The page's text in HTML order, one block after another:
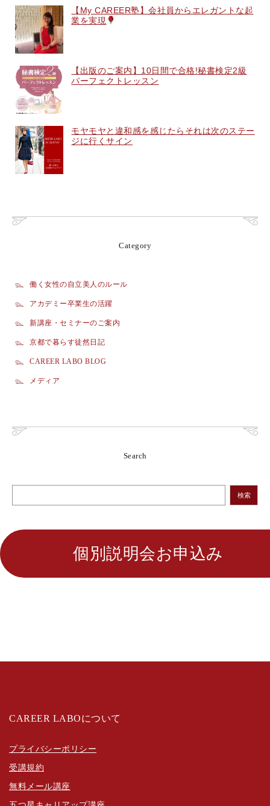
【My CAREER塾】会社員からエレガントな起
業を実現
【出版のご案内】10日間で合格!秘書検定2級
パーフェクトレッスン
モヤモヤと違和感を感じたらそれは次のステー
ジに行くサイン
Category
働く女性の自立美人のルール
アカデミー卒業生の活躍
新講座・セミナーのご案内
京都で暮らす徒然日記
CAREER LABO BLOG
メディア
Search
検索
個別説明会お申込み
CAREER LABOについて
プライバシーポリシー
受講規約
無料メール講座